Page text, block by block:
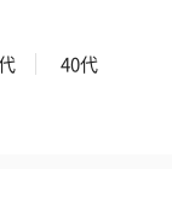
40代